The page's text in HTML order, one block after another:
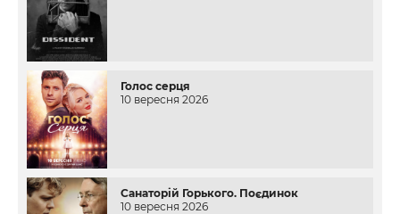
Голос серця
10 вересня 2026
Санаторій Горького. Поєдинок
10 вересня 2026